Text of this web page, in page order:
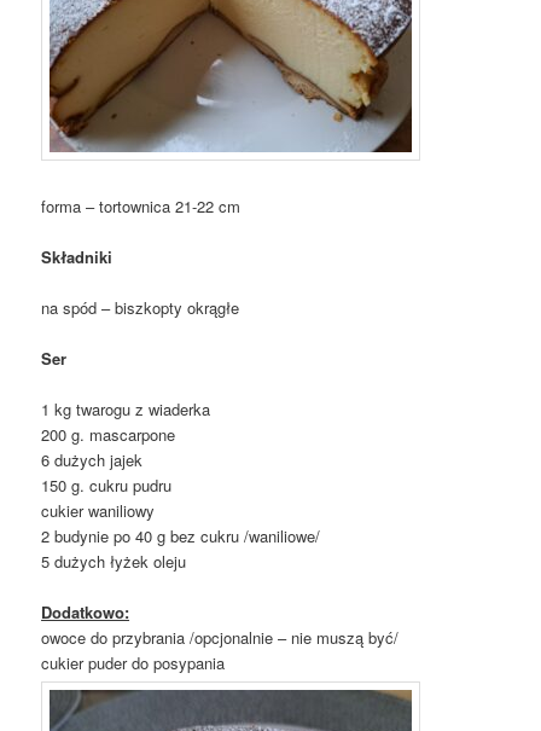
forma – tortownica 21-22 cm
Składniki
na spód – biszkopty okrągłe
Ser
1 kg twarogu z wiaderka
200 g. mascarpone
6 dużych jajek
150 g. cukru pudru
cukier waniliowy
2 budynie po 40 g bez cukru /waniliowe/
5 dużych łyżek oleju
Dodatkowo:
owoce do przybrania /opcjonalnie – nie muszą być/
cukier puder do posypania